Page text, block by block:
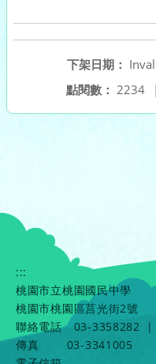
下架日期：
點閱數： 2234 |
:::
桃園市立桃園國民中學
桃園市桃園區莒光街2號
聯絡電話
03-3358282
|
傳真
03-3341005